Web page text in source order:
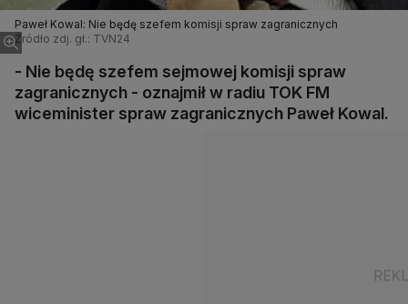
Paweł Kowal: Nie będę szefem komisji spraw zagranicznych
Źródło zdj. gł.: TVN24
- Nie będę szefem sejmowej komisji spraw
zagranicznych - oznajmił w radiu TOK FM
wiceminister spraw zagranicznych Paweł Kowal.